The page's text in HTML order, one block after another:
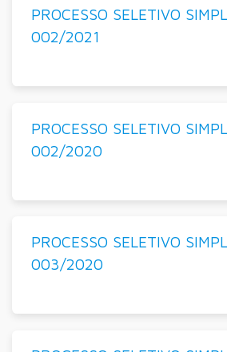
PROCESSO SELETIVO
002/2021
PROCESSO SELETIVO
002/2020
PROCESSO SELETIVO
003/2020